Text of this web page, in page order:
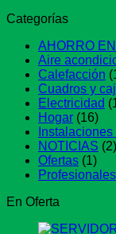
Categorías
AHORRO
Aire
Calefacción
Cuadros y
Electricidad
Hogar (16)
NOTICIAS (2)
Ofertas (1)
Profesionales
En Oferta